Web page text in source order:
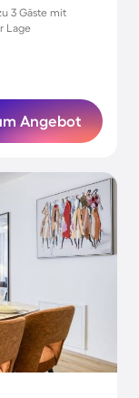
3 Gäste mit
Lage
Angebot